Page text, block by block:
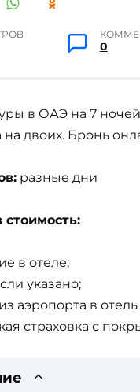
0
в ОАЭ на 7
на двоих. Бронь
разные дни
стоимость:
в отеле;
указано;
аэропорта в
страховка с